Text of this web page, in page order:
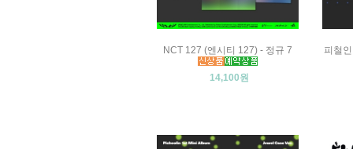
NCT 127 (엔시티 127) - 정규 7
14,100원
피철